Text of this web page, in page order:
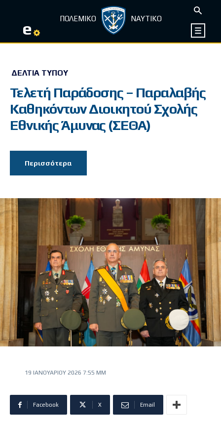
e ΠΟΛΕΜΙΚΟ ΝΑΥΤΙΚΟ
ΔΕΛΤΊΑ ΤΎΠΟΥ
Τελετή Παράδοσης – Παραλαβής
Καθηκόντων Διοικητού Σχολής
Εθνικής Άμυνας (ΣΕΘΑ)
Περισσότερα
19 ΙΑΝΟΥΑΡΊΟΥ 2026 7:55 ΜΜ
Facebook X Email